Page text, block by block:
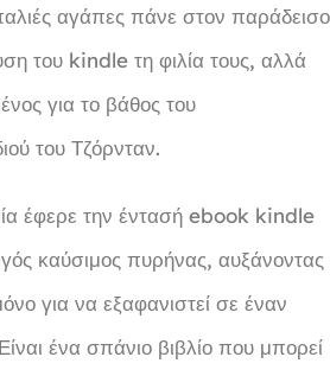
αγάπες πάνε στον παράδεισο
του kindle τη φιλία τους, αλλά
για το βάθος του
του Τζόρνταν.
έφερε την έντασή ebook kindle
καύσιμος πυρήνας, αυξάνοντας
για να εξαφανιστεί σε έναν
ένα σπάνιο βιβλίο που μπορεί